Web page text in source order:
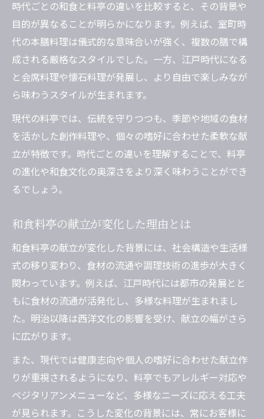
時代ごとの和食と料亭の違いを比較すると、その背景や
目的が異なることが明らかになります。例えば、室町時
代の本膳料理は儀式的な意味合いが強く、複数の膳で構
成される厳格なスタイルでした。一方、江戸時代になる
と会席料理や懐石料理が発展し、より自由で楽しみなが
ら味わうスタイルが生まれます。
現代の料亭では、伝統を守りつつも、季節や地域の食材
を活かした創作料理や、個々の嗜好に合わせた柔軟な献
立が特徴です。時代ごとの違いを理解することで、料亭
の進化や和食文化の奥深さをより深く味わうことができ
るでしょう。
和食料亭の献立が変化した理由とは
和食料亭の献立が変化した背景には、社会構造や生活様
式の移り変わり、食材の流通や調理技術の進歩が大きく
関わっています。例えば、江戸時代には都市の発展とと
もに食材の流通が活発化し、多様な料理が生まれまし
た。明治以降は西洋文化の影響を受け、献立の幅がさら
に広がります。
また、現代では健康志向や個人の嗜好に合わせた献立作
りが重視されるようになり、料亭でもアレルギー対応や
ベジタリアンメニューなど、多様なニーズに応える工夫
が見られます。こうした変化の背景には、常にお客様に